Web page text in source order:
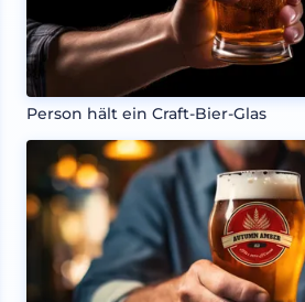
Person hält ein Craft-Bier-Glas